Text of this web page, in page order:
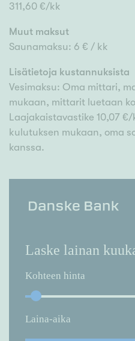
311,60 €/kk
Muut maksut
Saunamaksu: 6 € / kk
Lisätietoja kustannuksista
Vesimaksu: Oma mittari,
mukaan, mittarit luetaan
Laajakaistavastike 10,07
kulutuksen mukaan, oma
kanssa.